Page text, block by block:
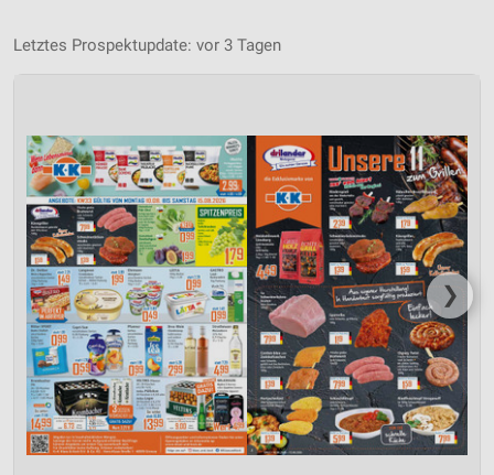
Letztes Prospektupdate: vor 3 Tagen
❯